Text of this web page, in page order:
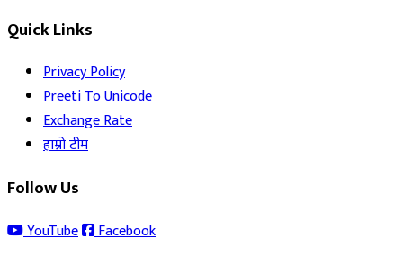
Quick Links
Privacy Policy
Preeti To Unicode
Exchange Rate
हाम्रो टीम
Follow Us
YouTube
Facebook